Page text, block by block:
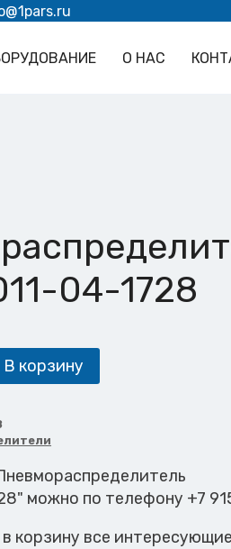
О НАС
04-1728
В корзину
можно по телефону +7
корзину все